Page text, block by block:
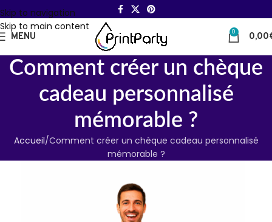
Skip to navigation
Skip to main content
MENU 0 0,00
Comment créer un chèque
cadeau personnalisé
mémorable ?
Accueil Comment créer un chèque cadeau personnalisé
mémorable ?